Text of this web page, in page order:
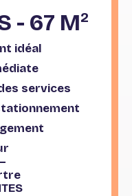
- 67 M2
idéal
services